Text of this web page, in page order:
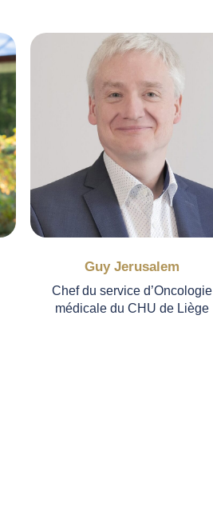
Guy Jerusalem
Chef du service d’Oncologie
médicale du CHU de Liège